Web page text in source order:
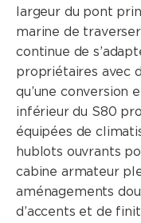
largeur du pont
marine de
continue de
propriétaires avec
qu’une conversion
inférieur du S80
équipées de
hublots ouvrants
cabine armateur
aménagements
d’accents et de